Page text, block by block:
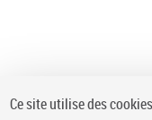
Ce site utilise des